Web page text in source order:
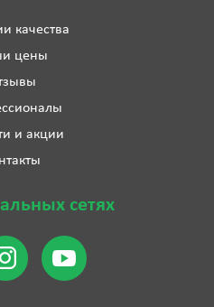
качества
цены
и акции
сетях